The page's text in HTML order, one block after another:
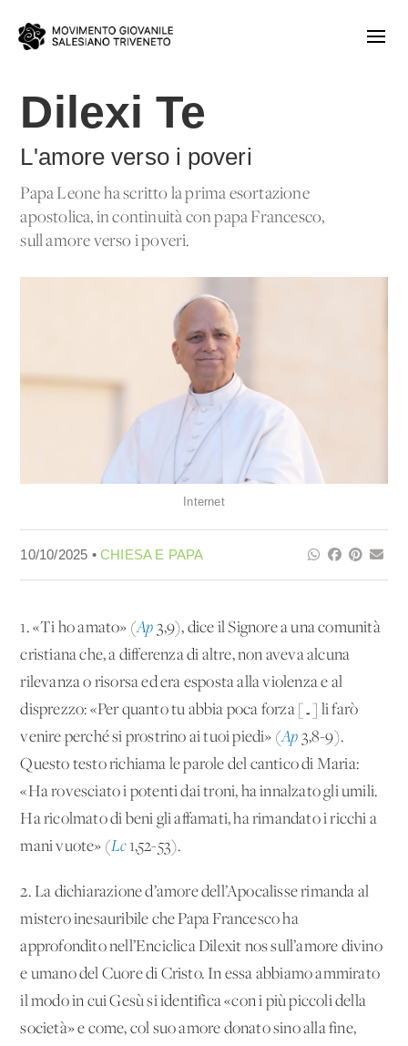
Dilexi Te
L'amore verso i poveri
Papa Leone ha scritto la prima esortazione
apostolica, in continuità con papa Francesco,
sull'amore verso i poveri.
Internet
10/10/2025 •CHIESA E PAPA
1. «Ti ho amato» (Ap 3,9), dice il Signore a una comunità
cristiana che, a differenza di altre, non aveva alcuna
rilevanza o risorsa ed era esposta alla violenza e al
disprezzo: «Per quanto tu abbia poca forza […] li farò
venire perché si prostrino ai tuoi piedi» (Ap 3,8-9).
Questo testo richiama le parole del cantico di Maria:
«Ha rovesciato i potenti dai troni, ha innalzato gli umili.
Ha ricolmato di beni gli affamati, ha rimandato i ricchi a
mani vuote» (Lc1,52-53).
2. La dichiarazione d’amore dell’Apocalisse rimanda al
mistero inesauribile che Papa Francesco ha
approfondito nell’Enciclica Dilexit nos sull’amore divino
e umano del Cuore di Cristo. In essa abbiamo ammirato
il modo in cui Gesù si identifica «con i più piccoli della
società» e come, col suo amore donato sino alla fine,